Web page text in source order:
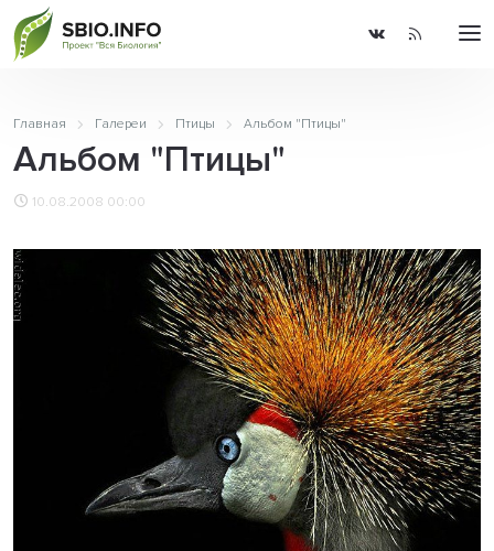
Главная Галереи Птицы Альбом "Птицы"
Альбом "Птицы"
10.08.2008 00:00